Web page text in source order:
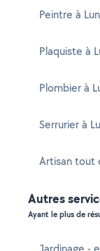
Peintre à
Plaquiste à
Plombier à
Serrurier à
Artisan tout
Autres
Ayant le plus de